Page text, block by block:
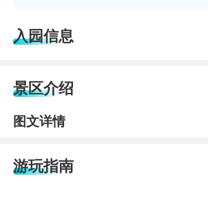
入园信息
景区介绍
图文详情
游玩指南